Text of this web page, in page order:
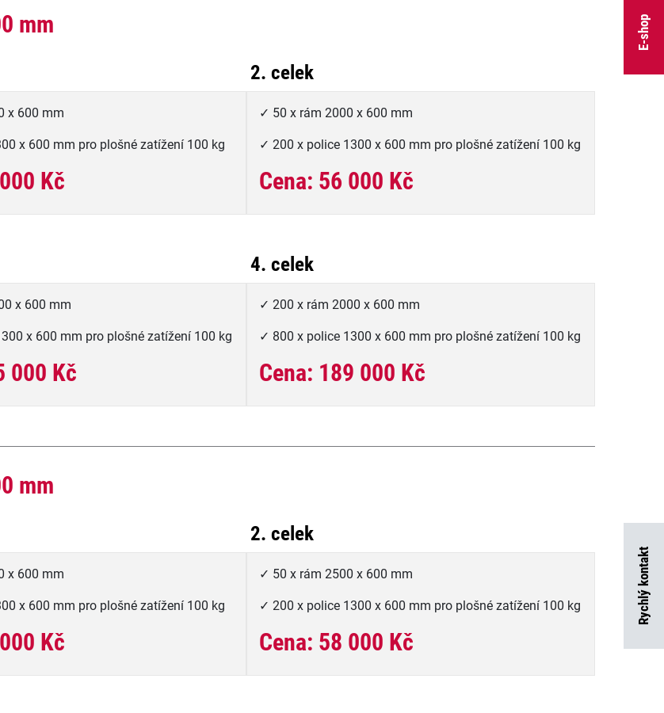
E-shop
Rychlý kontakt
mm
x 600 mm
x 600 mm pro plošné zatížení 100 kg
Kč
2. celek
✓ 50 x rám 2000 x 600 mm
✓ 200 x police 1300 x 600 mm pro plošné zatížení 100 kg
Cena: 56 000 Kč
x 600 mm
x 600 mm pro plošné zatížení 100 kg
000 Kč
4. celek
✓ 200 x rám 2000 x 600 mm
✓ 800 x police 1300 x 600 mm pro plošné zatížení 100 kg
Cena: 189 000 Kč
mm
x 600 mm
x 600 mm pro plošné zatížení 100 kg
Kč
2. celek
✓ 50 x rám 2500 x 600 mm
✓ 200 x police 1300 x 600 mm pro plošné zatížení 100 kg
Cena: 58 000 Kč